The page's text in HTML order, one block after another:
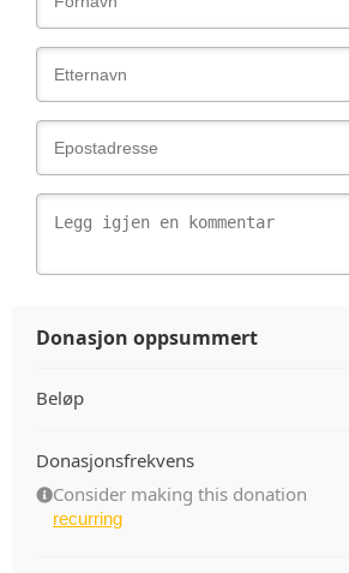
Donasjon oppsummert
Beløp
Donasjonsfrekvens
Consider making this donation
recurring